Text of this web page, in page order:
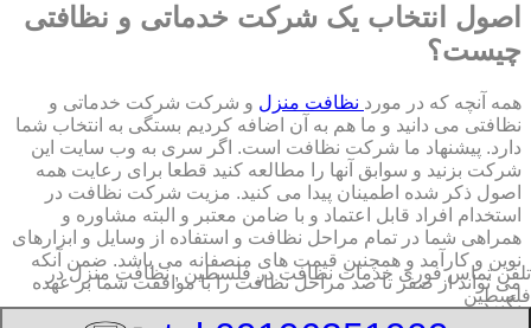
اصول انتخاب یک شرکت خدماتی و نظافتی
چیست؟
همه آنچه که در مورد نظافت منزل و شرکت شرکت خدماتی و
نظافتی می دانید و ما هم به آن اضافه کردیم بستگی به انتخاب شما
دارد. پیشنهاد ما شرکت نظافت است. اگر سری به وب سایت این
شرکت بزنید و سوابق آنها را مطالعه کنید قطعا برای رعایت همه
اصول ذکر شده اطمینان پیدا می کنید. مزیت شرکت نظافت در
استخدام افراد قابل اعتماد و با ضامن معتبر و البته مشاوره و
همراهی شما در تمام مراحل نظافت و استفاده از وسایل و ابزارهای
نوین و کارآمد و همچنین قیمت های منصفانه می باشد. ضمن آنکه
می تواند از صفر تا صد مراحل نظافت را با موافقت شما بر عهده
بگیرد.
تلفن تماس فوریخدمات نظافت در فلسطین , نظافت منزل در
فلسطین